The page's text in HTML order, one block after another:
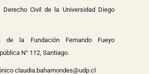
Derecho Civil de la Universidad Diego
de la Fundación Fernando Fueyo
N° 112, Santiago.
claudia.bahamondes@udp.cl